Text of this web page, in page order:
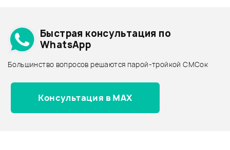
Гитарный кабель STAGG
480 ₽
Гитарный кабель STAGG
Архив товаров - дешевле
Архив товаров - дороже
Все товары PRO MARK
Архив товаров - новинки
Быстрая консультация по
WhatsApp
Большинство вопросов решаются парой-тройкой СМСок
Консультация в MAX